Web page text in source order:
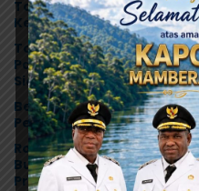
Tonny Tesar dan BPIP RI
Kebijakan Pancasila di
Tonny Tesar Resmi Buka
Papua, Siapkan Generasi
Siap Memimpin
Benyamin Wayangkau
Perjuangan Papua Utara
Robert Rouw Tegaskan
Bukan Demi Jabatan,
Provokasi